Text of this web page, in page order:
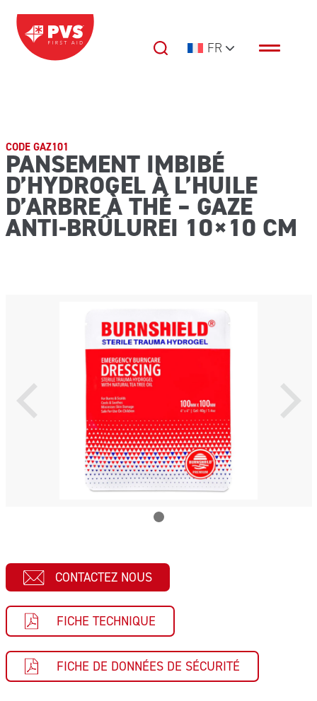
Passer au contenu
Navigation principale FR
CODE GAZ101
PANSEMENT IMBIBÉ
D’HYDROGEL À L’HUILE
D’ARBRE À THÉ – GAZE
ANTI-BRÛLUREI 10×10 CM
CONTACTEZ NOUS
FICHE TECHNIQUE
FICHE DE DONNÉES DE SÉCURITÉ